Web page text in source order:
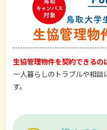
生協管理物件を契約できるの
一人暮らしのトラブルや相
す。